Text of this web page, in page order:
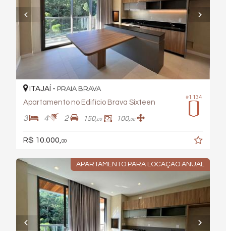
#1.134
ITAJAÍ - PRAIA BRAVA
Apartamento no Edifício Brava Sixteen
3 4 2 150,00 100,00
R$ 10.000, 00
APARTAMENTO PARA LOCAÇÃO ANUAL